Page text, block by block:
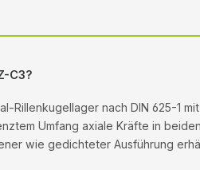
C3?
Rillenkugellager nach DIN 625-1
Umfang axiale Kräfte in
wie gedichteter Ausführung